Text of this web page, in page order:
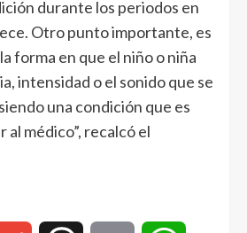
durante los periodos en
Otro punto importante, es
forma en que el niño o niña
intensidad o el sonido que se
una condición que es
al médico”, recalcó el